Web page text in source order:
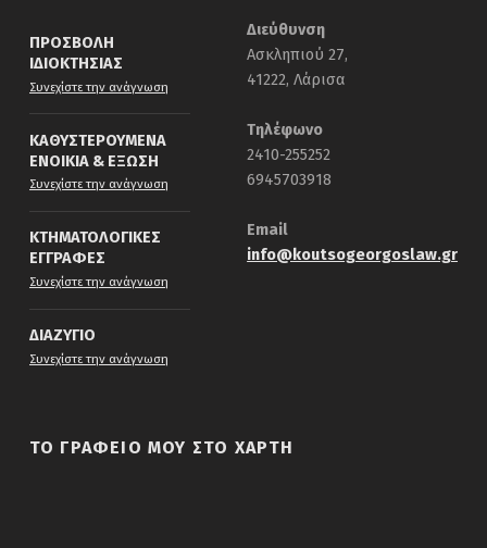
ΠΡΟΣΒΟΛΗ
ΙΔΙΟΚΤΗΣΙΑΣ
Συνεχίστε την ανάγνωση
ΚΑΘΥΣΤΕΡΟΥΜΕΝΑ
ΕΝΟΙΚΙΑ & ΕΞΩΣΗ
Συνεχίστε την ανάγνωση
ΚΤΗΜΑΤΟΛΟΓΙΚΕΣ
ΕΓΓΡΑΦΕΣ
Συνεχίστε την ανάγνωση
ΔΙΑΖΥΓΙΟ
Συνεχίστε την ανάγνωση
Διεύθυνση
Ασκληπιού 27,
41222, Λάρισα
Τηλέφωνο
2410-255252
6945703918
Email
info@koutsogeorgoslaw.gr
ΤΟ ΓΡΑΦΕΙΟ ΜΟΥ ΣΤΟ ΧΑΡΤΗ